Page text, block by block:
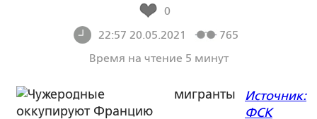
0
22:57 20.05.2021
765
Время на чтение 5 минут
Источник:
ФСК